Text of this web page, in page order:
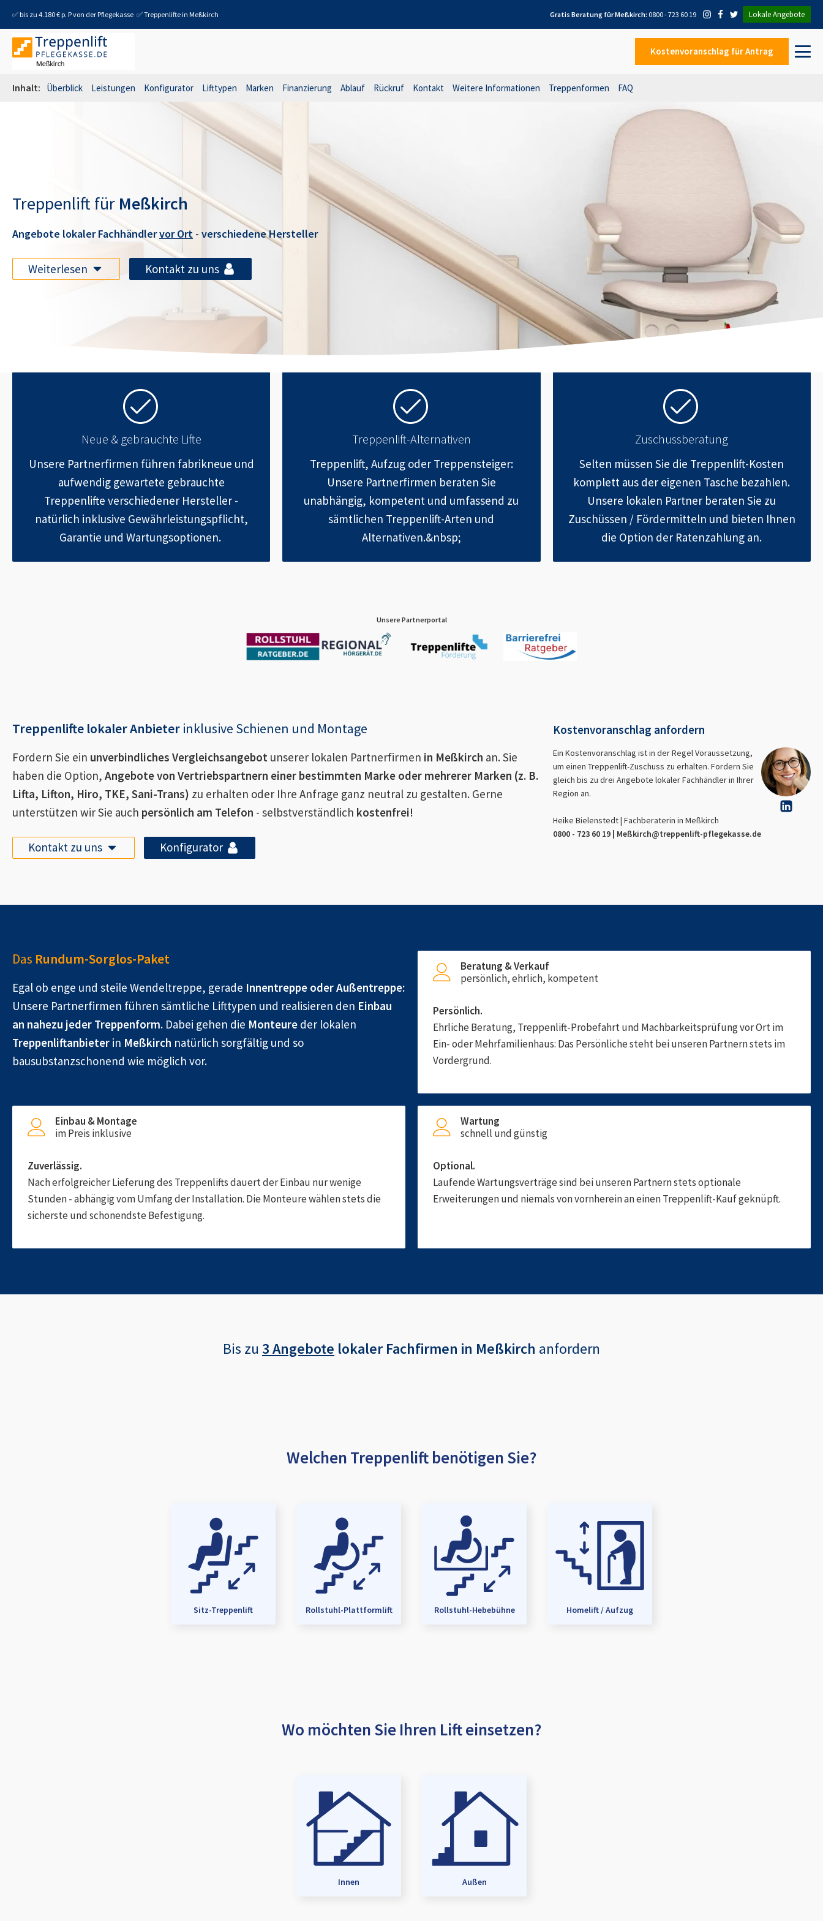
✅ bis zu 4.180 € p. P von der Pflegekasse ✅ Treppenlifte in Meßkirch Gratis Beratung fürMeßkirch: 0800 - 723 60 19 Lokale Angebote
Kostenvoranschlag für Antrag
Inhalt: Überblick Leistungen Konfigurator Lifttypen Marken Finanzierung Ablauf Rückruf Kontakt Weitere Informationen Treppenformen FAQ
Treppenlift für Meßkirch
Angebote lokaler Fachhändlervor Ort - verschiedene Hersteller
Weiterlesen Kontakt zu uns
Neue & gebrauchte Lifte
Unsere Partnerfirmen führen fabrikneue und
aufwendig gewartete gebrauchte
Treppenlifte verschiedener Hersteller -
natürlich inklusive Gewährleistungspflicht,
Garantie und Wartungsoptionen.
Treppenlift-Alternativen
Treppenlift, Aufzug oder Treppensteiger:
Unsere Partnerfirmen beraten Sie
unabhängig, kompetent und umfassend zu
sämtlichen Treppenlift-Arten und
Alternativen.&nbsp;
Zuschussberatung
Selten müssen Sie die Treppenlift-Kosten
komplett aus der eigenen Tasche bezahlen.
Unsere lokalen Partner beraten Sie zu
Zuschüssen / Fördermitteln und bieten Ihnen
die Option der Ratenzahlung an.
Unsere Partnerportal
Treppenlifte lokaler Anbieter inklusive Schienen und Montage
Fordern Sie ein unverbindliches Vergleichsangebot unserer lokalen Partnerfirmen in Meßkirch an. Sie
haben die Option, Angebote von Vertriebspartnern einer bestimmten Marke oder mehrerer Marken (z. B.
Lifta, Lifton, Hiro, TKE, Sani-Trans) zu erhalten oder Ihre Anfrage ganz neutral zu gestalten. Gerne
unterstützen wir Sie auch persönlich am Telefon - selbstverständlich kostenfrei!
Kontakt zu uns Konfigurator
Kostenvoranschlag anfordern
Ein Kostenvoranschlag ist in der Regel Voraussetzung,
um einen Treppenlift-Zuschuss zu erhalten. Fordern Sie
gleich bis zu drei Angebote lokaler Fachhändler in Ihrer
Region an.
Heike Bielenstedt | Fachberaterin in Meßkirch
0800 - 723 60 19 | Meßkirch@treppenlift-pflegekasse.de
Das Rundum-Sorglos-Paket
Egal ob enge und steile Wendeltreppe, gerade Innentreppe oder Außentreppe:
Unsere Partnerfirmen führen sämtliche Lifttypen und realisieren den Einbau
an nahezu jeder Treppenform. Dabei gehen die Monteure der lokalen
Treppenliftanbieter in Meßkirch natürlich sorgfältig und so
bausubstanzschonend wie möglich vor.
Beratung & Verkauf
persönlich, ehrlich, kompetent
Persönlich.
Ehrliche Beratung, Treppenlift-Probefahrt und Machbarkeitsprüfung vor Ort im
Ein- oder Mehrfamilienhaus: Das Persönliche steht bei unseren Partnern stets im
Vordergrund.
Einbau & Montage
im Preis inklusive
Zuverlässig.
Nach erfolgreicher Lieferung des Treppenlifts dauert der Einbau nur wenige
Stunden - abhängig vom Umfang der Installation. Die Monteure wählen stets die
sicherste und schonendste Befestigung.
Wartung
schnell und günstig
Optional.
Laufende Wartungsverträge sind bei unseren Partnern stets optionale
Erweiterungen und niemals von vornherein an einen Treppenlift-Kauf geknüpft.
Bis zu 3 Angebote lokaler Fachfirmen in Meßkirch anfordern
Welchen Treppenlift benötigen Sie?
Sitz-Treppenlift Rollstuhl-Plattformlift Rollstuhl-Hebebühne Homelift / Aufzug
Wo möchten Sie Ihren Lift einsetzen?
Innen Außen